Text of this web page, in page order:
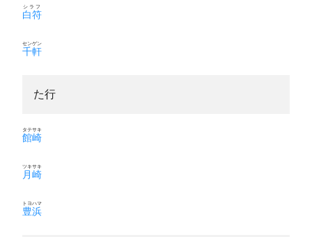
白符
シラフ
千軒
センゲン
た行
館崎
タテサキ
月崎
ツキサキ
豊浜
トヨハマ